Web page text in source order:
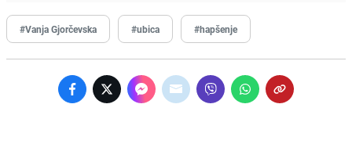
#Vanja Gjorčevska #ubica #hapšenje